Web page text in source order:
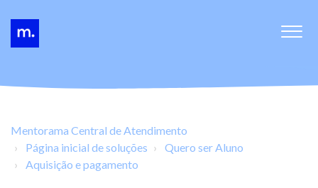
Mentorama Central de Atendimento
Página inicial de soluções
Quero ser Aluno
Aquisição e pagamento